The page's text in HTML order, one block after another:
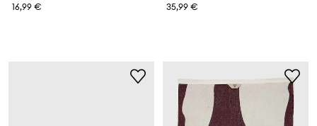
16,99 €
35,99 €